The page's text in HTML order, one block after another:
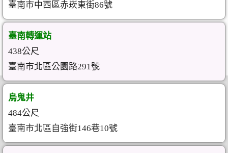
臺南市中西區赤崁東街86號
臺南轉運站
438公尺
臺南市北區公園路291號
烏鬼井
484公尺
臺南市北區自強街146巷10號